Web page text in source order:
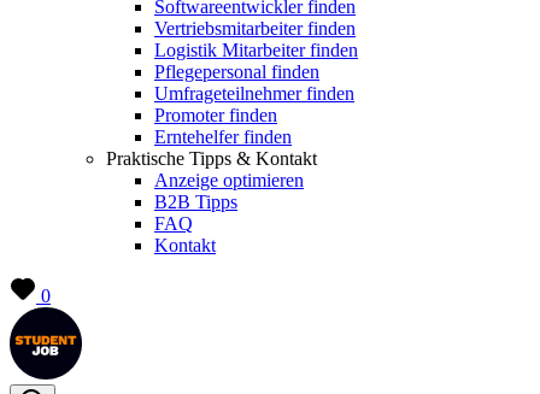
Softwareentwickler finden
Vertriebsmitarbeiter finden
Logistik Mitarbeiter finden
Pflegepersonal finden
Umfrageteilnehmer finden
Promoter finden
Erntehelfer finden
Praktische Tipps & Kontakt
Anzeige optimieren
B2B Tipps
FAQ
Kontakt
0